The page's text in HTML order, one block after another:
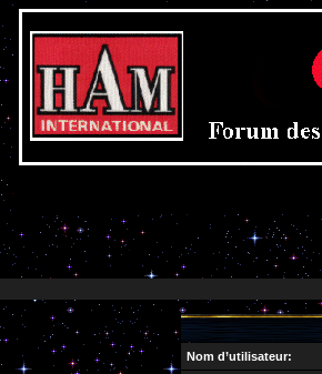
Nom d’utilisateur: